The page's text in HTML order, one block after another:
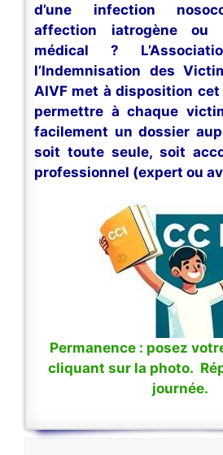
d’une infection
affection iatrogène ou
médical ?
l’Indemnisation des
AIVF met à disposition
permettre à chaque
facilement un dossier
soit toute seule, soit
professionnel (expert ou
Permanence : posez
cliquant sur la photo.
journée.